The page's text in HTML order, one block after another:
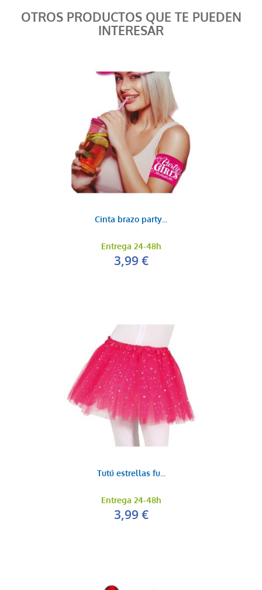
OTROS PRODUCTOS QUE TE PUEDEN
INTERESAR
Cinta brazo party...
Entrega 24-48h
3,99 €
Tutú estrellas fu...
Entrega 24-48h
3,99 €